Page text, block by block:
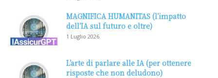
MAGNIFICA HUMANITAS (l’impatto
dell’IA sul futuro e oltre)
1 Luglio 2026
L’arte di parlare alle IA (per ottenere
risposte che non deludono)